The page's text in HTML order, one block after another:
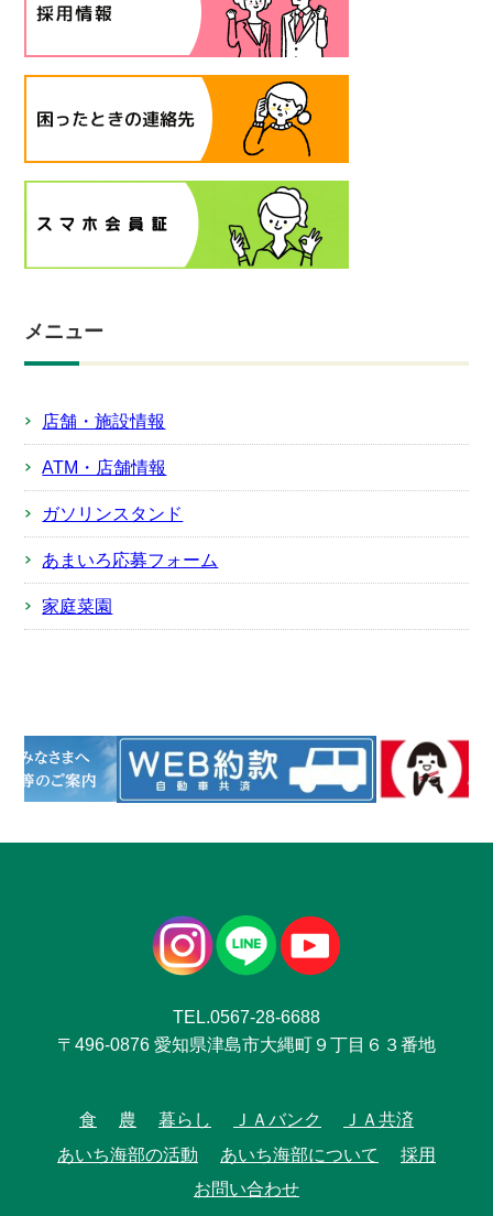
メニュー
店舗・施設情報
ATM・店舗情報
ガソリンスタンド
あまいろ応募フォーム
家庭菜園
TEL.0567-28-6688
〒496-0876 愛知県津島市大縄町９丁目６３番地
食 農 暮らし ＪＡバンク
ＪＡ共済
あいち海部の活動
あいち海部について
採用
お問い合わせ